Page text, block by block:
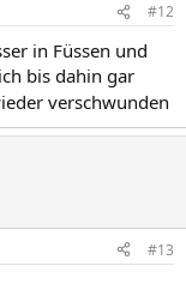
#12
in Füssen und
bis dahin gar
verschwunden
#13